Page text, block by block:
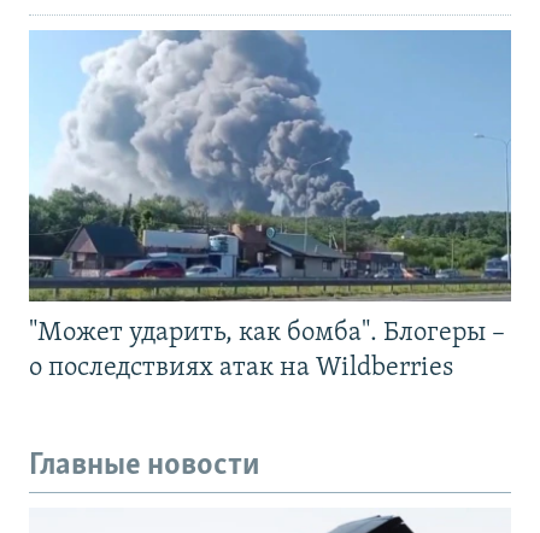
"Может ударить, как бомба". Блогеры –
о последствиях атак на Wildberries
Главные новости